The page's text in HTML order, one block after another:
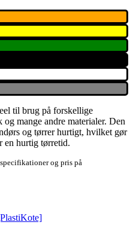
til brug på forskellige
mange andre materialer. Den
og tørrer hurtigt, hvilket gør
en hurtig tørretid.
og pris på